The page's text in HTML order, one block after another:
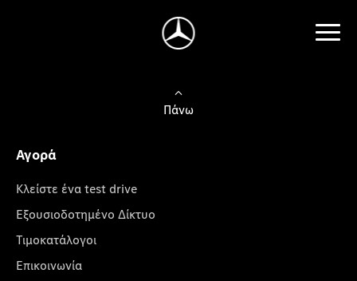
Πάνω
Αγορά
Κλείστε ένα test drive
Εξουσιοδοτημένο Δίκτυο
Τιμοκατάλογοι
Επικοινωνία